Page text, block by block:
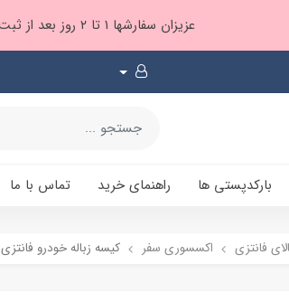
عزیزان سفارشها ۱ تا ۲ روز بعد از ثبت، از طریق پست پیشتاز ارسال و بارکدپستی پیامک میشه براتون ❤️
بارکدپستی ها راهنمای خرید تماس با ما
فانتزی اکسسوری سفر کیسه زباله خودرو فانتزی